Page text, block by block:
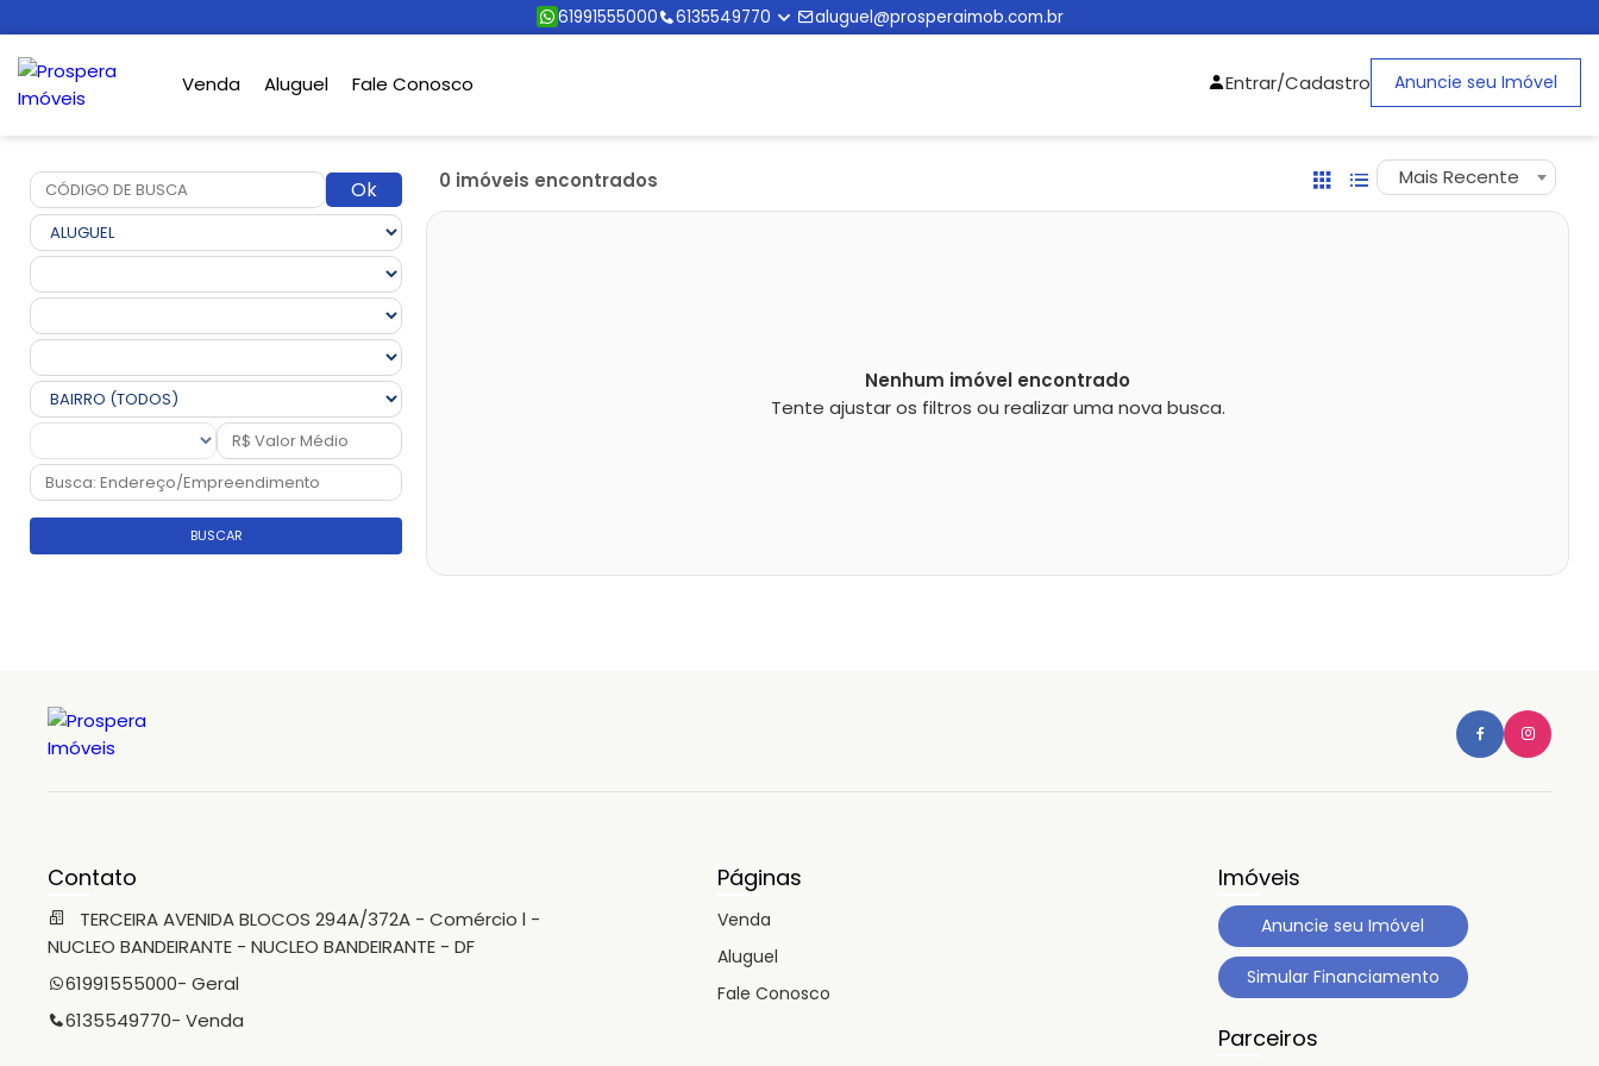
61991555000 6135549770 aluguel@prosperaimob.com.br
Venda Aluguel Fale Conosco Entrar/Cadastro Anuncie seu Imóvel
Ok
BUSCAR
0 imóveis encontrados Mais Recente
Nenhum imóvel encontrado
Tente ajustar os filtros ou realizar uma nova busca.
Contato
TERCEIRA AVENIDA BLOCOS 294A/372A - Comércio l -
NUCLEO BANDEIRANTE - NUCLEO BANDEIRANTE - DF
61991555000- Geral
6135549770- Venda
Páginas
Venda
Aluguel
Fale Conosco
Imóveis
Anuncie seu Imóvel
Simular Financiamento
Parceiros